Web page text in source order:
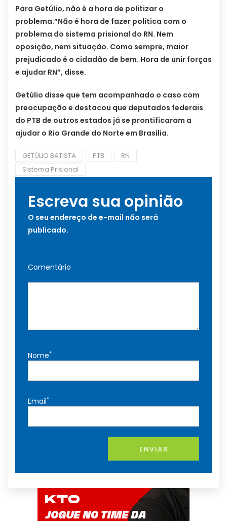
Para Getúlio, não é a hora de politizar o
problema.”Não é hora de fazer política com o
problema do sistema prisional do RN. Nem
oposição, nem situação. Como sempre, maior
prejudicado é o cidadão de bem. Hora de unir forças
e ajudar RN”, disse.
Getúlio disse que tem acompanhado o caso com
preocupação e destacou que deputados federais
do PTB de outros estados já se prontificaram a
ajudar o Rio Grande do Norte em Brasília.
GETÚLIO BATISTA PTB
RN
Sistema Prisional
Escreva sua opinião
O seu endereço de e-mail não será
publicado.
Comentário
Nome*
Email*
ENVIAR